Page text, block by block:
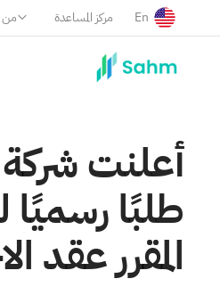
مركز المساعدة En
أعلنت شركة
طلبًا رسميًا
المقرر عقد